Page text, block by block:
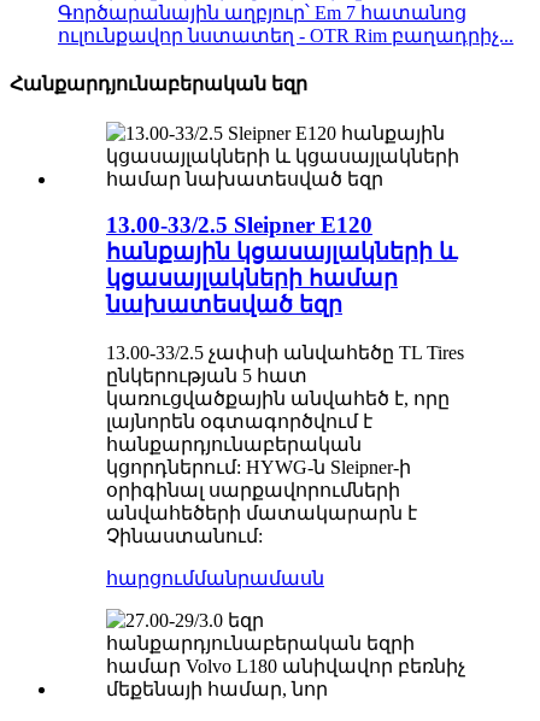
Գործարանային աղբյուր՝ Em 7 հատանոց
ուլունքավոր նստատեղ - OTR Rim բաղադրիչ...
Հանքարդյունաբերական եզր
13.00-33/2.5 Sleipner E120
հանքային կցասայլակների և
կցասայլակների համար
նախատեսված եզր
13.00-33/2.5 չափսի անվահեծը TL Tires
ընկերության 5 հատ
կառուցվածքային անվահեծ է, որը
լայնորեն օգտագործվում է
հանքարդյունաբերական
կցորդներում: HYWG-ն Sleipner-ի
օրիգինալ սարքավորումների
անվահեծերի մատակարարն է
Չինաստանում:
հարցումմանրամասն